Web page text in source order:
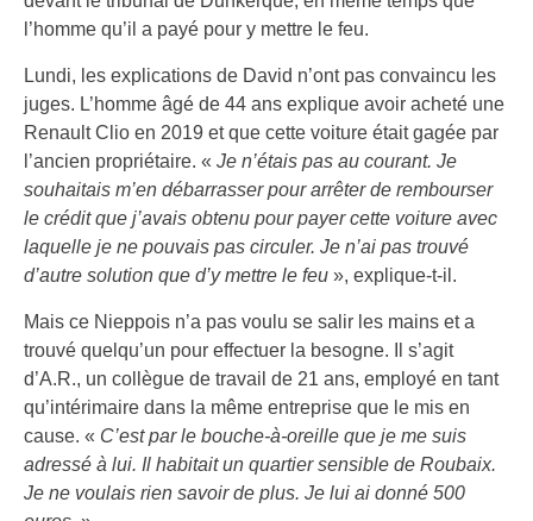
l’homme qu’il a payé pour y mettre le feu.
Lundi, les explications de David n’ont pas convaincu les
juges. L’homme âgé de 44 ans explique avoir acheté une
Renault Clio en 2019 et que cette voiture était gagée par
l’ancien propriétaire. « Je n’étais pas au courant. Je
souhaitais m’en débarrasser pour arrêter de rembourser
le crédit que j’avais obtenu pour payer cette voiture avec
laquelle je ne pouvais pas circuler. Je n’ai pas trouvé
d’autre solution que d’y mettre le feu », explique-t-il.
Mais ce Nieppois n’a pas voulu se salir les mains et a
trouvé quelqu’un pour effectuer la besogne. Il s’agit
d’A.R., un collègue de travail de 21 ans, employé en tant
qu’intérimaire dans la même entreprise que le mis en
cause. « C’est par le bouche-à-oreille que je me suis
adressé à lui. Il habitait un quartier sensible de Roubaix.
Je ne voulais rien savoir de plus. Je lui ai donné 500